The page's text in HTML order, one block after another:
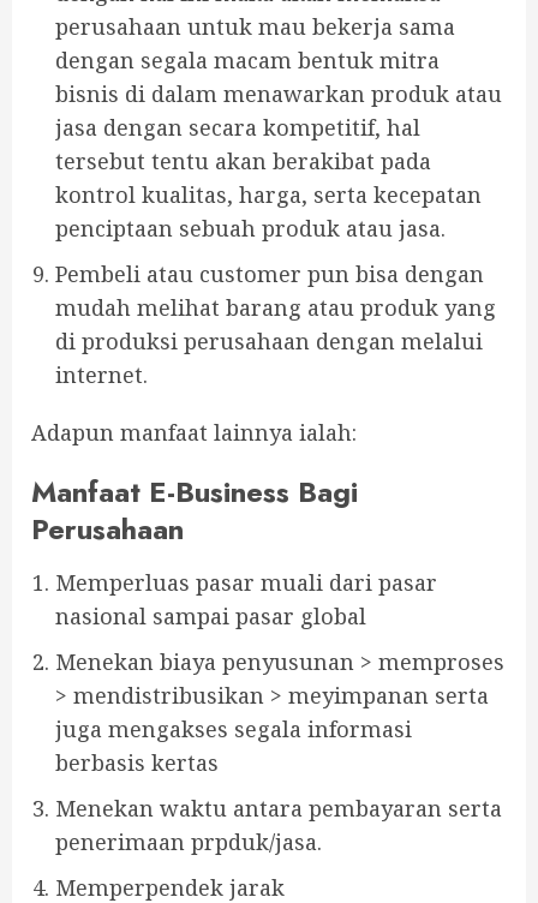
perusahaan untuk mau bekerja sama
dengan segala macam bentuk mitra
bisnis di dalam menawarkan produk atau
jasa dengan secara kompetitif, hal
tersebut tentu akan berakibat pada
kontrol kualitas, harga, serta kecepatan
penciptaan sebuah produk atau jasa.
Pembeli atau customer pun bisa dengan
mudah melihat barang atau produk yang
di produksi perusahaan dengan melalui
internet.
Adapun manfaat lainnya ialah:
Manfaat E-Business Bagi
Perusahaan
Memperluas pasar muali dari pasar
nasional sampai pasar global
Menekan biaya penyusunan > memproses
> mendistribusikan > meyimpanan serta
juga mengakses segala informasi
berbasis kertas
Menekan waktu antara pembayaran serta
penerimaan prpduk/jasa.
Memperpendek jarak